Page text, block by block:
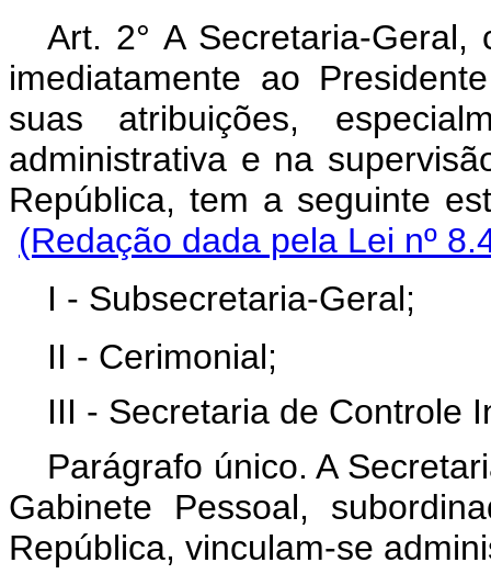
Art. 2° A Secretaria-
imediatamente ao
suas atribuições,
administrativa e na
República, tem a
(Redação dada pela Lei nº
I - Subsecretaria-Geral;
II - Cerimonial;
III - Secretaria de Controle
Parágrafo único. A
Gabinete Pessoal,
República, vinculam-se